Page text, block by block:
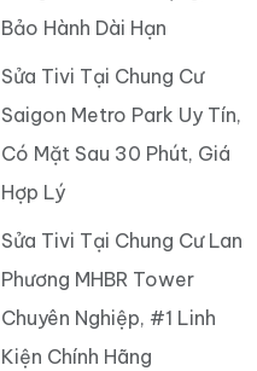
Bảo Hành Dài Hạn
Sửa Tivi Tại Chung Cư
Saigon Metro Park Uy Tín,
Có Mặt Sau 30 Phút, Giá
Hợp Lý
Sửa Tivi Tại Chung Cư Lan
Phương MHBR Tower
Chuyên Nghiệp, #1 Linh
Kiện Chính Hãng